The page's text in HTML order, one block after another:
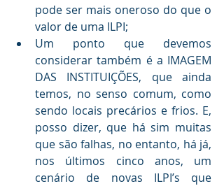
pode ser mais oneroso do que o
valor de uma ILPI;
Um ponto que devemos
considerar também é a IMAGEM
DAS INSTITUIÇÕES, que ainda
temos, no senso comum, como
sendo locais precários e frios. E,
posso dizer, que há sim muitas
que são falhas, no entanto, há já,
nos últimos cinco anos, um
cenário de novas ILPI’s que